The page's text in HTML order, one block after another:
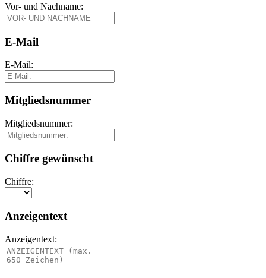
Vor- und Nachname:
E-Mail
E-Mail:
Mitgliedsnummer
Mitgliedsnummer:
Chiffre gewünscht
Chiffre:
Anzeigentext
Anzeigentext: